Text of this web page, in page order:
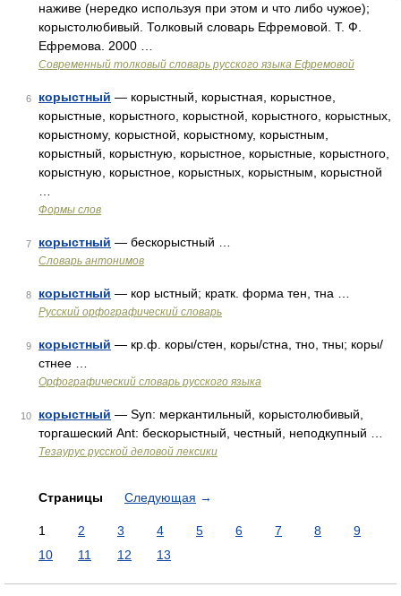
наживе (нередко используя при этом и что либо чужое);
корыстолюбивый. Толковый словарь Ефремовой. Т. Ф.
Ефремова. 2000 …
Современный толковый словарь русского языка Ефремовой
6 корыстный — корыстный, корыстная, корыстное,
корыстные, корыстного, корыстной, корыстного, корыстных,
корыстному, корыстной, корыстному, корыстным,
корыстный, корыстную, корыстное, корыстные, корыстного,
корыстную, корыстное, корыстных, корыстным, корыстной
Формы слов
7 корыстный — бескорыстный …
Словарь антонимов
8 корыстный — кор ыстный; кратк. форма тен, тна …
Русский орфографический словарь
9 корыстный — кр.ф. коры/стен, коры/стна, тно, тны; коры/
стнее …
Орфографический словарь русского языка
10 корыстный — Syn: меркантильный, корыстолюбивый,
торгашеский Ant: бескорыстный, честный, неподкупный …
Тезаурус русской деловой лексики
Страницы Следующая →
1 2 3 4 5 6 7 8
9
10
11 12 13